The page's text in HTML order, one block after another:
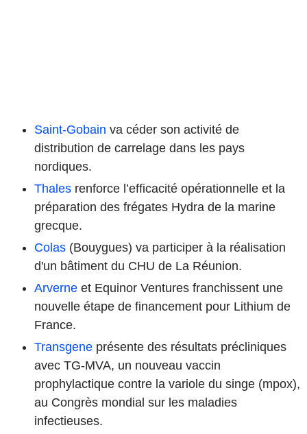
Saint-Gobain va céder son activité de
distribution de carrelage dans les pays
nordiques.
Thales renforce l’efficacité opérationnelle et la
préparation des frégates Hydra de la marine
grecque.
Colas (Bouygues) va participer à la réalisation
d'un bâtiment du CHU de La Réunion.
Arverne et Equinor Ventures franchissent une
nouvelle étape de financement pour Lithium de
France.
Transgene présente des résultats précliniques
avec TG-MVA, un nouveau vaccin
prophylactique contre la variole du singe (mpox),
au Congrès mondial sur les maladies
infectieuses.